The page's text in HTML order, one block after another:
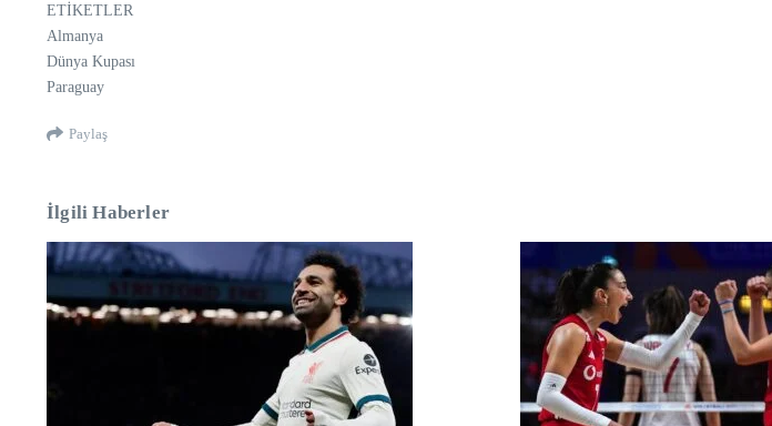
ETİKETLER
Almanya
Dünya Kupası
Paraguay
Paylaş
İlgili Haberler